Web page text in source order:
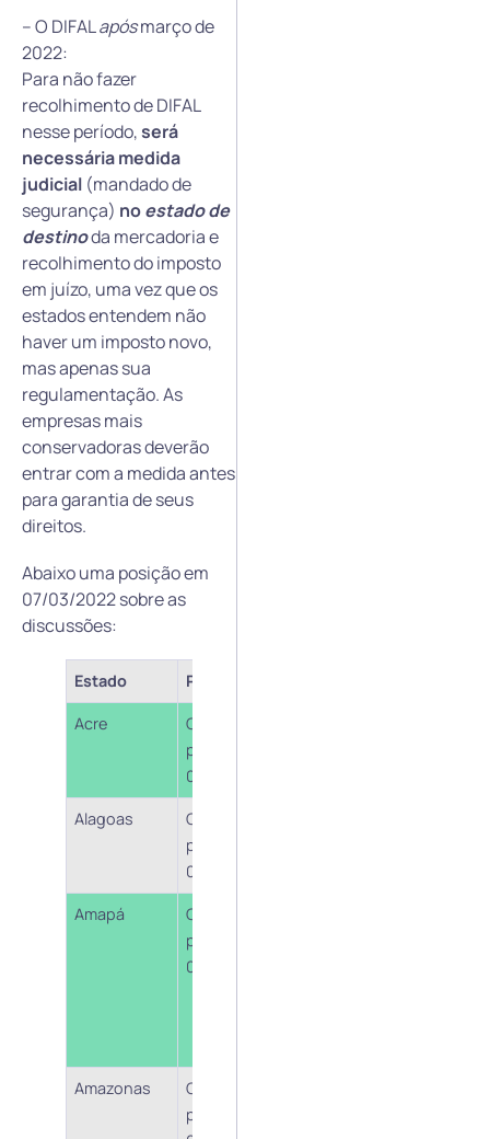
– O DIFALapósmarço de
2022:
Para não fazer
recolhimento de DIFAL
nesse período,será
necessária medida
judicial (mandado de
segurança) noestado de
destinoda mercadoria e
recolhimento do imposto
em juízo, uma vez que os
estados entendem não
haver um imposto novo,
mas apenas sua
regulamentação. As
empresas mais
conservadoras deverão
entrar com a medida antes
para garantia de seus
direitos.
Abaixo uma posição em
07/03/2022 sobre as
discussões:
Estado Posicionamento
Acre
Cobrança a
partir de
01/03/2022
Alagoas
Cobrança a
partir de
01/04/2022
Amapá
Cobrança a
partir de
05/04/2022
Amazonas
Cobrança a
partir de